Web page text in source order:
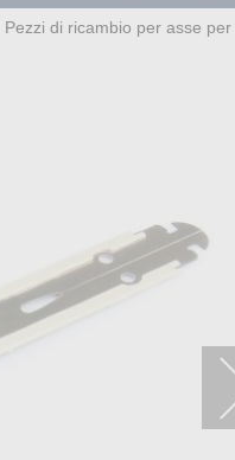
Pezzi di ricambio per asse